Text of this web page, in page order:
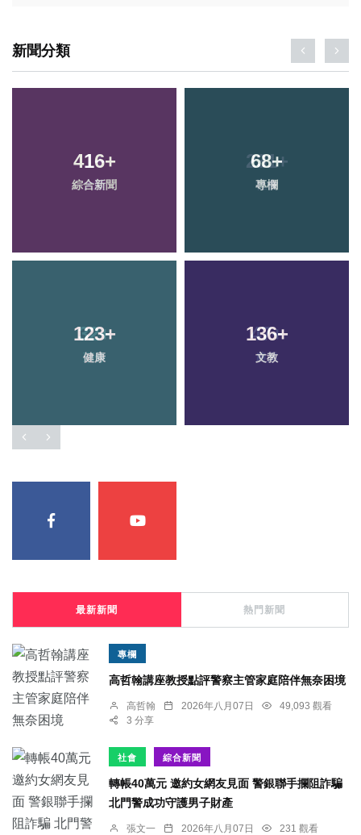
新聞分類
416+
綜合新聞
68+
專欄
123+
健康
136+
文教
最新新聞 熱門新聞
專欄
高哲翰講座教授點評警察主管家庭陪伴無奈困境
高哲翰 2026年八月07日
49,093 觀看
3 分享
社會 綜合新聞
轉帳40萬元 邀約女網友見面 警銀聯手攔阻詐騙
北門警成功守護男子財產
張文一 2026年八月07日
231 觀看